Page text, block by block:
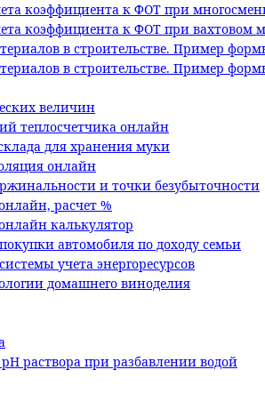
коэффициента к ФОТ при
коэффициента к ФОТ при вахтовом
в строительстве. Пример
в строительстве. Пример
величин
теплосчетчика онлайн
для хранения муки
онлайн
и точки безубыточности
расчет %
калькулятор
автомобиля по доходу семьи
учета энергоресурсов
домашнего виноделия
раствора при разбавлении водой